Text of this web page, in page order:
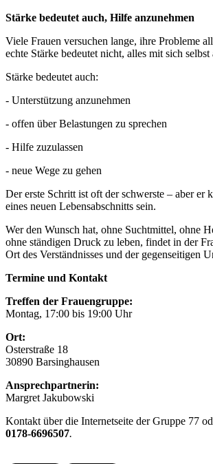
Stärke bedeutet auch, Hilfe anzunehmen
Viele Frauen versuchen lange, ihre Probleme
echte Stärke bedeutet nicht, alles mit sich selbst
Stärke bedeutet auch:
- Unterstützung anzunehmen
- offen über Belastungen zu sprechen
- Hilfe zuzulassen
- neue Wege zu gehen
Der erste Schritt ist oft der schwerste – aber er
eines neuen Lebensabschnitts sein.
Wer den Wunsch hat, ohne Suchtmittel, ohne
ohne ständigen Druck zu leben, findet in der
Ort des Verständnisses und der gegenseitigen
Termine und Kontakt
Treffen der Frauengruppe:
Montag, 17:00 bis 19:00 Uhr
Ort:
Osterstraße 18
30890 Barsinghausen
Ansprechpartnerin:
Margret Jakubowski
Kontakt über die Internetseite der Gruppe 77
0178-6696507.